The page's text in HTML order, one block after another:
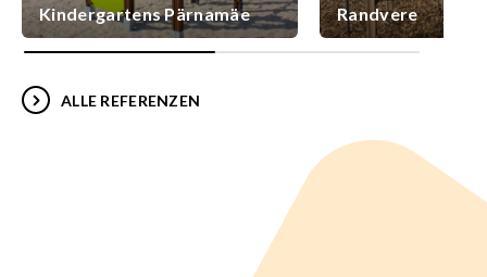
Kindergartens Pärnamäe
Randvere
ALLE REFERENZEN